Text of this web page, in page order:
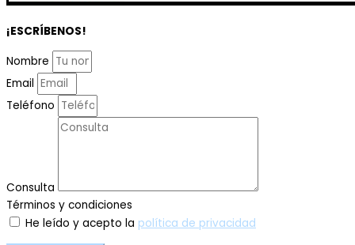
¡ESCRÍBENOS!
Nombre
Email
Teléfono
Consulta
Términos y condiciones
He leído y acepto la política de privacidad